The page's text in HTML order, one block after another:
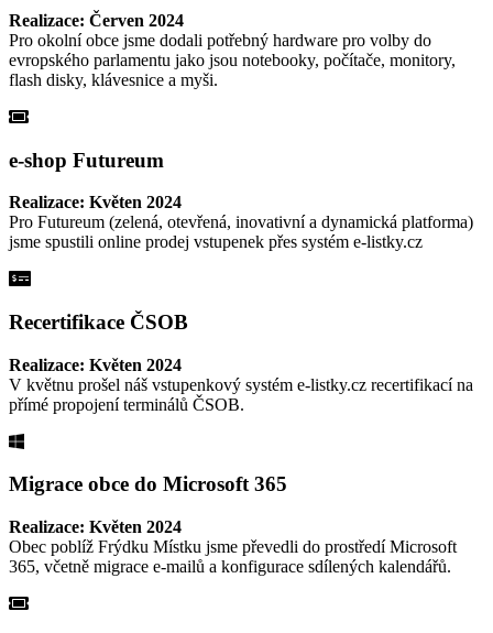
Realizace: Červen 2024
Pro okolní obce jsme dodali potřebný hardware pro volby do
evropského parlamentu jako jsou notebooky, počítače, monitory,
flash disky, klávesnice a myši.
e-shop Futureum
Realizace: Květen 2024
Pro Futureum (zelená, otevřená, inovativní a dynamická platforma)
jsme spustili online prodej vstupenek přes systém e-listky.cz
Recertifikace ČSOB
Realizace: Květen 2024
V květnu prošel náš vstupenkový systém e-listky.cz recertifikací na
přímé propojení terminálů ČSOB.
Migrace obce do Microsoft 365
Realizace: Květen 2024
Obec poblíž Frýdku Místku jsme převedli do prostředí Microsoft
365, včetně migrace e-mailů a konfigurace sdílených kalendářů.